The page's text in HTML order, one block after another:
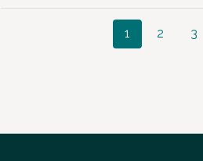
1 2 3